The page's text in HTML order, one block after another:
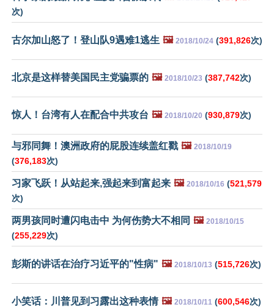
次)
古尔加山怒了！登山队9遇难1逃生 🖼️ 2018/10/24 (391,826次)
北京是这样替美国民主党骗票的 🖼️ 2018/10/23 (387,742次)
惊人！台湾有人在配合中共攻台 🖼️ 2018/10/20 (930,879次)
与邪同舞！澳洲政府的屁股连续盖红戳 🖼️ 2018/10/19
(376,183次)
习家飞跃！从站起来,强起来到富起来 🖼️ 2018/10/16 (521,579
次)
两男孩同时遭闪电击中 为何伤势大不相同 🖼️ 2018/10/15
(255,229次)
彭斯的讲话在治疗习近平的"性病" 🖼️ 2018/10/13 (515,726次)
小笑话：川普见到习露出这种表情 🖼️ 2018/10/11 (600,546次)